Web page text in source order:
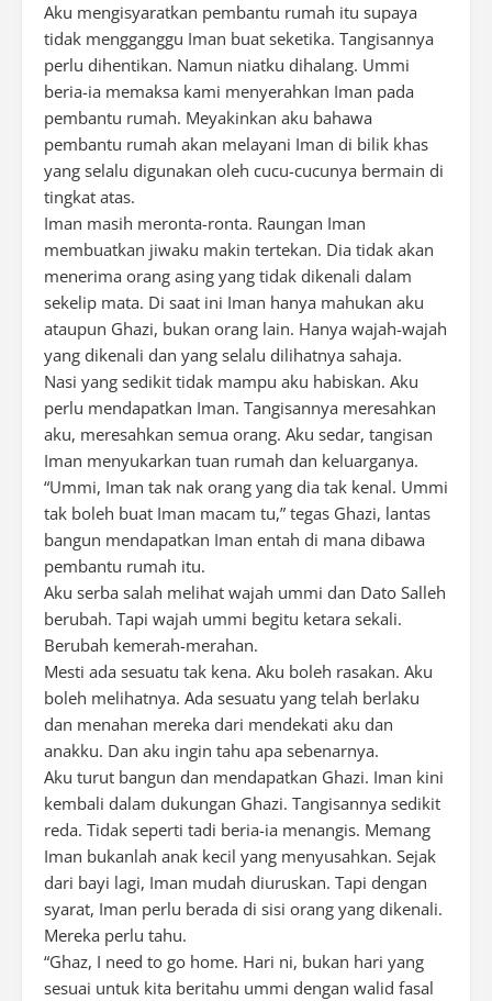
Aku mengisyaratkan pembantu rumah itu supaya
tidak mengganggu Iman buat seketika. Tangisannya
perlu dihentikan. Namun niatku dihalang. Ummi
beria-ia memaksa kami menyerahkan Iman pada
pembantu rumah. Meyakinkan aku bahawa
pembantu rumah akan melayani Iman di bilik khas
yang selalu digunakan oleh cucu-cucunya bermain di
tingkat atas.
Iman masih meronta-ronta. Raungan Iman
membuatkan jiwaku makin tertekan. Dia tidak akan
menerima orang asing yang tidak dikenali dalam
sekelip mata. Di saat ini Iman hanya mahukan aku
ataupun Ghazi, bukan orang lain. Hanya wajah-wajah
yang dikenali dan yang selalu dilihatnya sahaja.
Nasi yang sedikit tidak mampu aku habiskan. Aku
perlu mendapatkan Iman. Tangisannya meresahkan
aku, meresahkan semua orang. Aku sedar, tangisan
Iman menyukarkan tuan rumah dan keluarganya.
“Ummi, Iman tak nak orang yang dia tak kenal. Ummi
tak boleh buat Iman macam tu,” tegas Ghazi, lantas
bangun mendapatkan Iman entah di mana dibawa
pembantu rumah itu.
Aku serba salah melihat wajah ummi dan Dato Salleh
berubah. Tapi wajah ummi begitu ketara sekali.
Berubah kemerah-merahan.
Mesti ada sesuatu tak kena. Aku boleh rasakan. Aku
boleh melihatnya. Ada sesuatu yang telah berlaku
dan menahan mereka dari mendekati aku dan
anakku. Dan aku ingin tahu apa sebenarnya.
Aku turut bangun dan mendapatkan Ghazi. Iman kini
kembali dalam dukungan Ghazi. Tangisannya sedikit
reda. Tidak seperti tadi beria-ia menangis. Memang
Iman bukanlah anak kecil yang menyusahkan. Sejak
dari bayi lagi, Iman mudah diuruskan. Tapi dengan
syarat, Iman perlu berada di sisi orang yang dikenali.
Mereka perlu tahu.
“Ghaz, I need to go home. Hari ni, bukan hari yang
sesuai untuk kita beritahu ummi dengan walid fasal